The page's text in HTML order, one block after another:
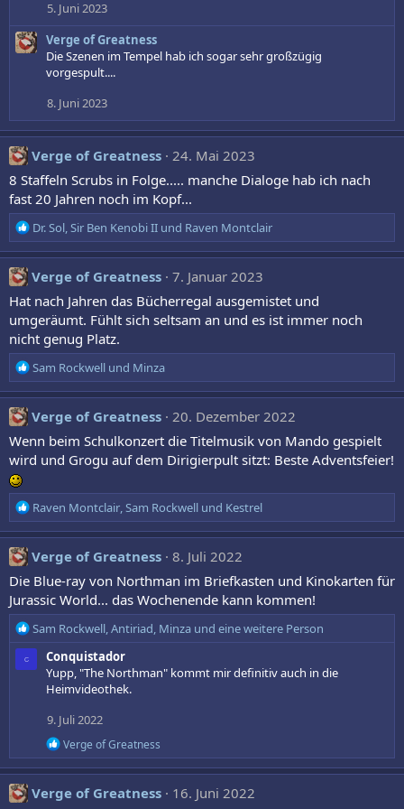
5. Juni 2023
Verge of Greatness
Die Szenen im Tempel hab ich sogar sehr großzügig
vorgespult....
8. Juni 2023
Verge of Greatness 24. Mai 2023
8 Staffeln Scrubs in Folge..... manche Dialoge hab ich nach
fast 20 Jahren noch im Kopf...
R
e
a
k
o
n
e
n
:
Dr. Sol,Sir Ben Kenobi II und Raven Montclair
Verge of Greatness 7. Januar 2023
Hat nach Jahren das Bücherregal ausgemistet und
umgeräumt. Fühlt sich seltsam an und es ist immer noch
nicht genug Platz.
R
e
a
k
o
e
n
:
Sam Rockwell und Minza
Verge of Greatness 20. Dezember 2022
Wenn beim Schulkonzert die Titelmusik von Mando gespielt
wird und Grogu auf dem Dirigierpult sitzt: Beste Adventsfeier!
R
e
a
k
o
n
e
n
:
Raven Montclair,Sam Rockwell und Kestrel
Verge of Greatness 8. Juli 2022
Die Blue-ray von Northman im Briefkasten und Kinokarten für
Jurassic World... das Wochenende kann kommen!
R
e
e
n
:
Sam Rockwell,Antiriad, Minza und eine weitere Person
C
Conquistador
Yupp, "The Northman" kommt mir definitiv auch in die
Heimvideothek.
9. Juli 2022
R
e
a
t
Verge of Greatness
Verge of Greatness
16. Juni 2022